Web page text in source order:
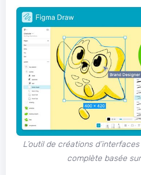
L’outil de créations
complète basée